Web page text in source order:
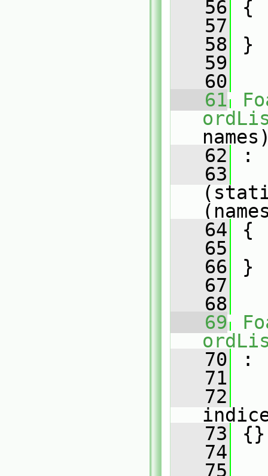
   56
{
   57
   58
}
   59
   60
   61
   62
:
   63
   64
{
   65
   66
}
   67
   68
   69
   70
:
   71
   72
   73
{}
   74
   75